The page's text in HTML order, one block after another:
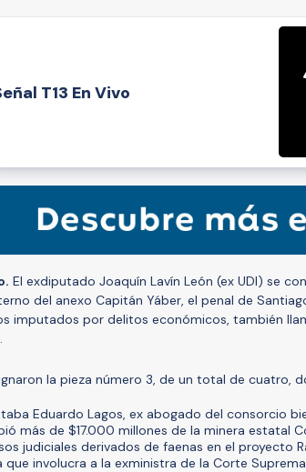
T13 En Vivo
El exdiputado Joaquín Lavín León (ex UDI) se
del anexo Capitán Yáber, el penal de
imputados por delitos económicos, también
la pieza número 3, de un total de cuatro,
Eduardo Lagos, ex abogado del consorcio
más de $17.000 millones de la minera estatal
judiciales derivados de faenas en el proyecto
que involucra a la exministra de la Corte